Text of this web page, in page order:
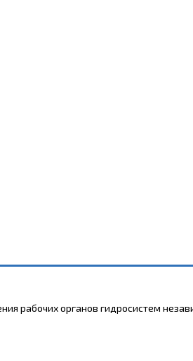
рабочих органов гидросистем